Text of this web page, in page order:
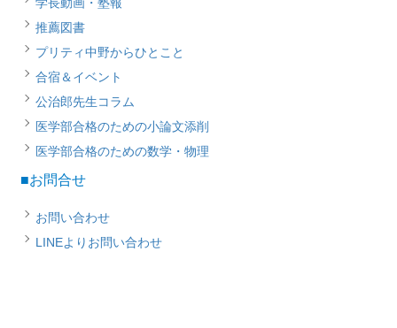
学長動画・塾報
推薦図書
プリティ中野からひとこと
合宿＆イベント
公治郎先生コラム
医学部合格のための小論文添削
医学部合格のための数学・物理
■お問合せ
お問い合わせ
LINEよりお問い合わせ